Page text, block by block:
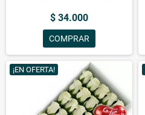
$ 34.000
COMPRAR
¡EN OFERTA!